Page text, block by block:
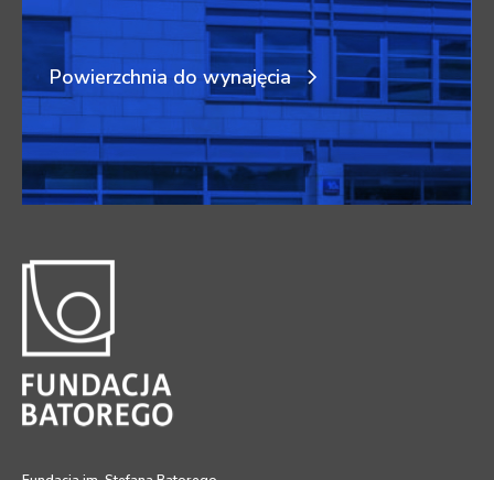
Powierzchnia do wynajęcia